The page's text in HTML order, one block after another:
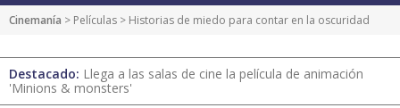
Cinemanía > Películas > Historias de miedo para contar en la oscuridad
Destacado: Llega a las salas de cine la película de animación
'Minions & monsters'